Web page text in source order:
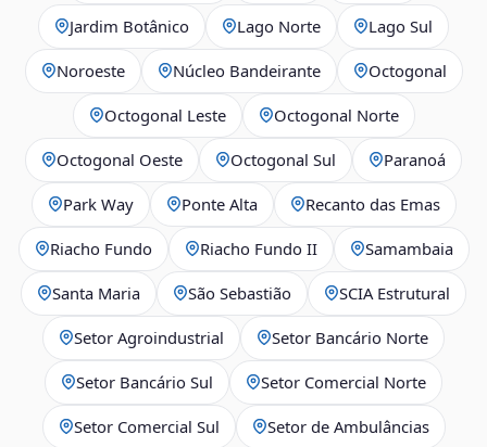
Jardim Botânico Lago Norte Lago Sul
Noroeste Núcleo Bandeirante Octogonal
Octogonal Leste Octogonal Norte
Octogonal Oeste Octogonal Sul Paranoá
Park Way Ponte Alta Recanto das Emas
Riacho Fundo Riacho Fundo II Samambaia
Santa Maria São Sebastião SCIA Estrutural
Setor Agroindustrial Setor Bancário Norte
Setor Bancário Sul Setor Comercial Norte
Setor Comercial Sul Setor de Ambulâncias